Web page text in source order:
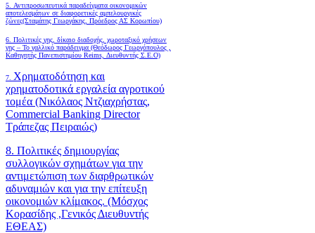
5. Αντιπροσωπευτικά παραδείγματα οικονομικών
αποτελεσμάτων σε διαφορετικές αμπελουργικές
ζώνες(Σταμάτης Γεωργάκης, Πρόεδρος ΑΣ Κορωπίου)
6. Πολιτικές γης, δίκαιο διαδοχής, χωροταξικό χρήσεων
γης – Το γαλλικό παράδειγμα (Θεόδωρος Γεωργόπουλος ,
Καθηγητής Πανεπιστημίου Reims, Διευθυντής Σ.Ε.Ο)
7. Χρηματοδότηση και
χρηματοδοτικά εργαλεία αγροτικού
τομέα (Νικόλαος Ντζιαχρήστας,
Commercial Banking Director
Τράπεζας Πειραιώς)
8. Πολιτικές δημιουργίας
συλλογικών σχημάτων για την
αντιμετώπιση των διαρθρωτικών
αδυναμιών και για την επίτευξη
οικονομιών κλίμακος. (Μόσχος
Κορασίδης ,Γενικός Διευθυντής
ΕΘΕΑΣ)